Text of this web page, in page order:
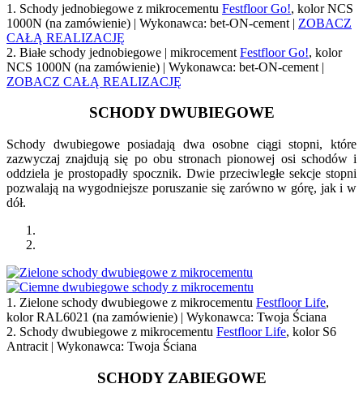
1. Schody jednobiegowe z mikrocementu Festfloor Go!, kolor NCS
1000N (na zamówienie) | Wykonawca: bet-ON-cement | ZOBACZ
CAŁĄ REALIZACJĘ
2. Białe schody jednobiegowe | mikrocement Festfloor Go!, kolor
NCS 1000N (na zamówienie) | Wykonawca: bet-ON-cement |
ZOBACZ CAŁĄ REALIZACJĘ
SCHODY DWUBIEGOWE
Schody dwubiegowe posiadają dwa osobne ciągi stopni, które
zazwyczaj znajdują się po obu stronach pionowej osi schodów i
oddziela je prostopadły spocznik. Dwie przeciwległe sekcje stopni
pozwalają na wygodniejsze poruszanie się zarówno w górę, jak i w
dół.
1. Zielone schody dwubiegowe z mikrocementu Festfloor Life,
kolor RAL6021 (na zamówienie) | Wykonawca: Twoja Ściana
2. Schody dwubiegowe z mikrocementu Festfloor Life, kolor S6
Antracit | Wykonawca: Twoja Ściana
SCHODY ZABIEGOWE